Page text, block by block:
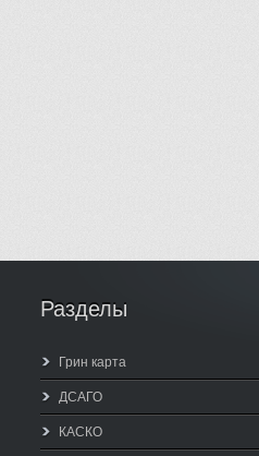
Разделы
Грин карта
ДСАГО
КАСКО